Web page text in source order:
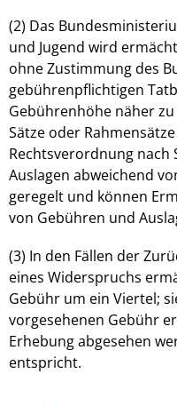
(2) Das
und Jugend wird
ohne Zustimmung des
gebührenpflichtigen
Gebührenhöhe näher
Sätze oder
Rechtsverordnung nach
Auslagen abweichend
geregelt und können
von Gebühren und
(3) In den Fällen der
eines Widerspruchs
Gebühr um ein Viertel;
vorgesehenen Gebühr
Erhebung abgesehen
entspricht.